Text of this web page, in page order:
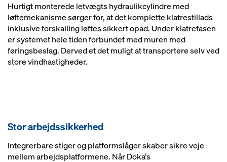
Hurtigt monterede letvægts hydraulikcylindre med
løftemekanisme sørger for, at det komplette klatrestillads
inklusive forskalling løftes sikkert opad. Under klatrefasen
er systemet hele tiden forbundet med muren med
føringsbeslag. Derved et det muligt at transportere selv ved
store vindhastigheder.
Stor arbejdssikkerhed
Integrerbare stiger og platformslåger skaber sikre veje
mellem arbejdsplatformene. Når Doka‘s